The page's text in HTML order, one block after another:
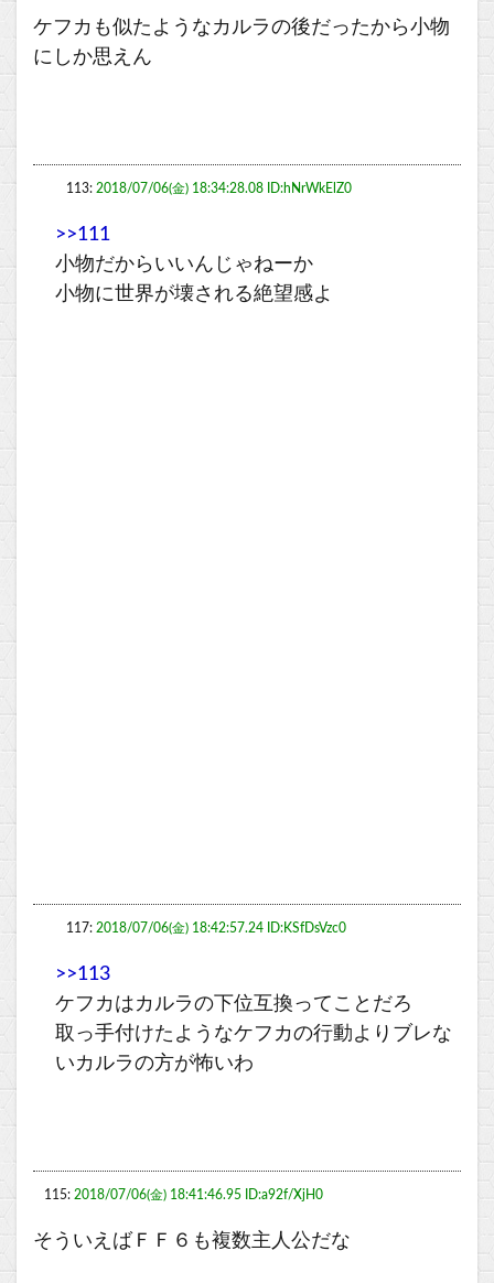
ケフカも似たようなカルラの後だったから小物
にしか思えん
113: 2018/07/06(金) 18:34:28.08 ID:hNrWkElZ0
>>111
小物だからいいんじゃねーか
小物に世界が壊される絶望感よ
117: 2018/07/06(金) 18:42:57.24 ID:KSfDsVzc0
>>113
ケフカはカルラの下位互換ってことだろ
取っ手付けたようなケフカの行動よりブレな
いカルラの方が怖いわ
115: 2018/07/06(金) 18:41:46.95 ID:a92f/XjH0
そういえばＦＦ６も複数主人公だな